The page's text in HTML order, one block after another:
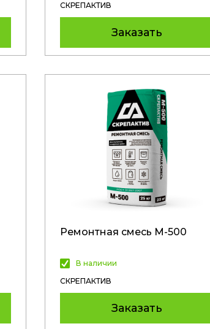
СКРЕПАКТИВ
Заказать
Ремонтная смесь М-500
В наличии
СКРЕПАКТИВ
Заказать